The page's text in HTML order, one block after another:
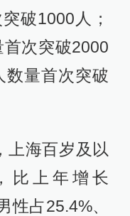
破1000人；
次突破2000
数量首次突破
上海百岁及以
比上年增长
性占25.4%、